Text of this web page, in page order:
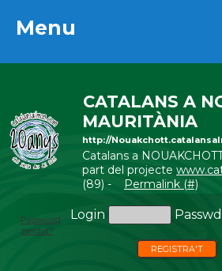
Menu
CATALANS A
MAURITÀNIA
http://
Catalans a
part del projecte
(89) - Permalink (#)
Login Passwd
Password
perdut?
REGISTRA'T
Menu